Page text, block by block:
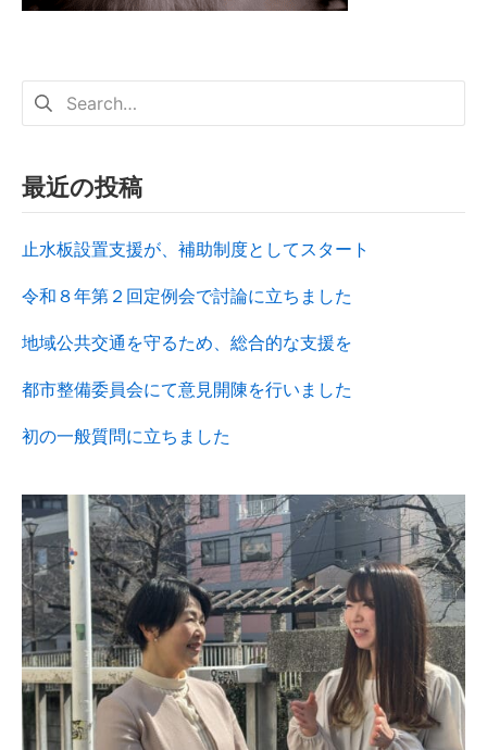
最近の投稿
止水板設置支援が、補助制度としてスタート
令和８年第２回定例会で討論に立ちました
地域公共交通を守るため、総合的な支援を
都市整備委員会にて意見開陳を行いました
初の一般質問に立ちました